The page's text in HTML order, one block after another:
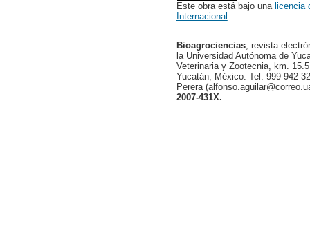
Este obra está bajo una licencia
Internacional .
Bioagrociencias, revista
la Universidad Autónoma de
Veterinaria y Zootecnia, km.
Yucatán, México. Tel. 999 942
Perera
2007-431X.